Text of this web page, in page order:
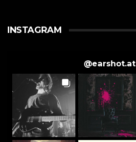
INSTAGRAM
@earshot.at